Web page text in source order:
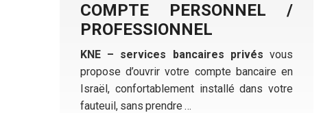
COMPTE PERSONNEL /
PROFESSIONNEL
KNE – services bancaires privés vous
propose d’ouvrir votre compte bancaire en
Israël, confortablement installé dans votre
fauteuil, sans prendre …